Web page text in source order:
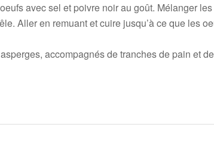
avec sel et poivre noir au goût. Mélanger
Aller en remuant et cuire jusqu’à ce que les
accompagnés de tranches de pain et de